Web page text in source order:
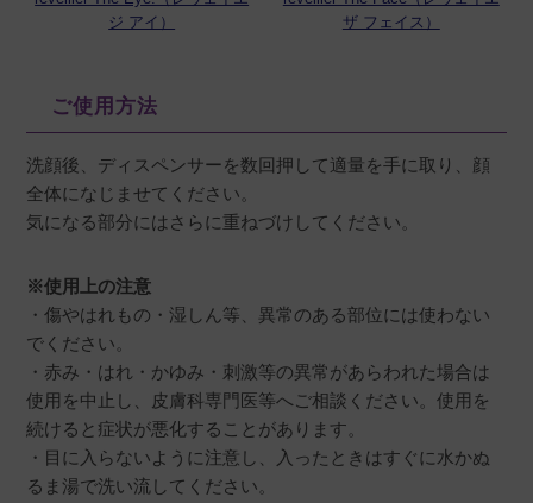
ジ アイ）
ザ フェイス）
ご使用方法
洗顔後、ディスペンサーを数回押して適量を手に取り、顔
全体になじませてください。
気になる部分にはさらに重ねづけしてください。
※使用上の注意
・傷やはれもの・湿しん等、異常のある部位には使わない
でください。
・赤み・はれ・かゆみ・刺激等の異常があらわれた場合は
使用を中止し、皮膚科専門医等へご相談ください。使用を
続けると症状が悪化することがあります。
・目に入らないように注意し、入ったときはすぐに水かぬ
るま湯で洗い流してください。